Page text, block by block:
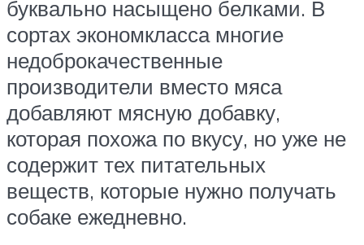
буквально насыщено белками. В
сортах экономкласса многие
недоброкачественные
производители вместо мяса
добавляют мясную добавку,
которая похожа по вкусу, но уже не
содержит тех питательных
веществ, которые нужно получать
собаке ежедневно.